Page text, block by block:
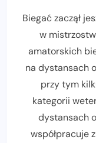
Biegać zaczął
w
amatorskich
na dystansach
przy tym
kategorii
dystansach
współpracuje